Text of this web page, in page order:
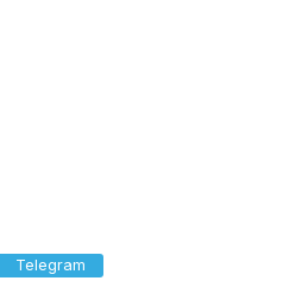
Telegram